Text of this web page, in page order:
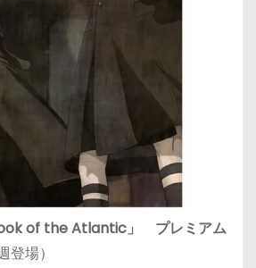
of the Atlantic」 プレミアム
登場）